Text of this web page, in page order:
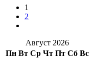
1
2
Август 2026
Пн Вт Ср Чт Пт Сб Вс